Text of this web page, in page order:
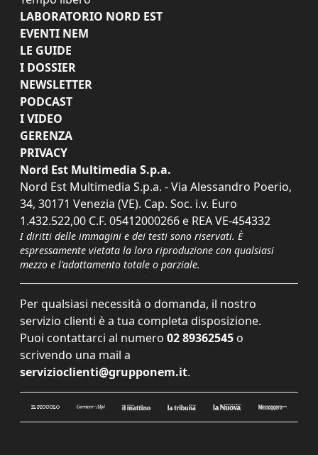
LABORATORIO NORD EST
EVENTI NEM
LE GUIDE
I DOSSIER
NEWSLETTER
PODCAST
I VIDEO
GERENZA
PRIVACY
Nord Est Multimedia S.p.a.
Nord Est Multimedia S.p.a. - Via Alessandro Poerio,
34, 30171 Venezia (VE). Cap. Soc. i.v. Euro
1.432.522,00 C.F. 05412000266 e REA VE-454332
I diritti delle immagini e dei testi sono riservati. È
espressamente vietata la loro riproduzione con qualsiasi
mezzo e l'adattamento totale o parziale.
Per qualsiasi necessità o domanda, il nostro
servizio clienti è a tua completa disposizione.
Puoi contattarci al numero 02 89362545 o
scrivendo una mail a
servizioclienti@grupponem.it.